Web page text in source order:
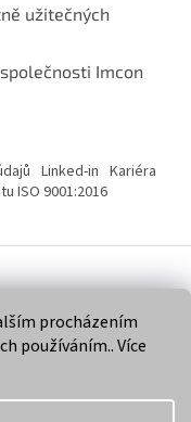
procházením
používáním.. Více
užitečných
Imcon
Linked-in Kariéra
ISO 9001:2016